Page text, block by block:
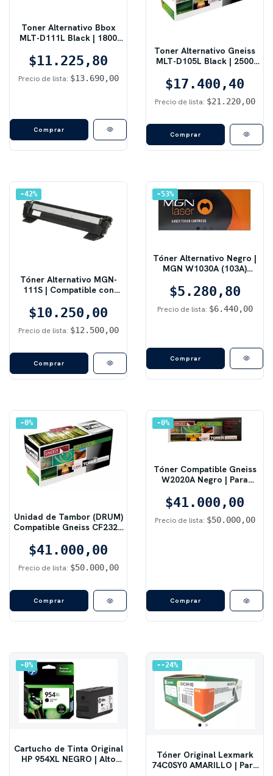
Toner Alternativo Bbox
MLT-D111L Black | 1800
$11.225,80
Precio de lista: $13.690,00
Toner Alternativo Gneiss
MLT-D105L Black | 2500
$17.400,40
Precio de lista: $21.220,00
Comprar
42%
Tóner Alternativo MGN-
111S | Compatible con
$10.250,00
Precio de lista: $12.500,00
Comprar
53%
Tóner Alternativo Negro |
MGN W1030A (103A)
$5.280,80
Precio de lista: $6.440,00
0%
Unidad de Tambor (DRUM)
Compatible Gneiss CF232A
LaserJet Pro M203 / M227 |
23.000 Páginas
$41.000,00
Precio de lista: $50.000,00
0%
Tóner Compatible Gneiss
W2020A Negro | Para
LaserJet Pro M454 / M479
$41.000,00
Precio de lista: $50.000,00
0%
Cartucho de Tinta Original
HP 954XL NEGRO | Alto
-24%
Tóner Original Lexmark
74C0SY0 AMARILLO | Para